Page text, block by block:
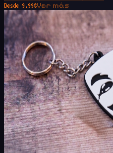
Desde 9.99€Ver más